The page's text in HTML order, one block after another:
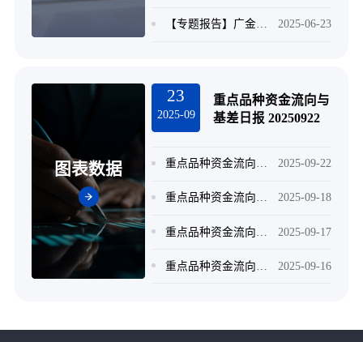
2025-06-23
【专题报告】广金期货纯苯专题报告：纯苯上市前瞻系列报告—供应篇_20250623
图表数据
23
2025-09
重点品种资金流向与
基差日报 20250922
2025-09-22
重点品种资金流向与基差日报 20250919
2025-09-18
重点品种资金流向与基差日报 20250917
2025-09-17
重点品种资金流向与基差日报 20250916
2025-09-16
重点品种资金流向与基差日报 20250915